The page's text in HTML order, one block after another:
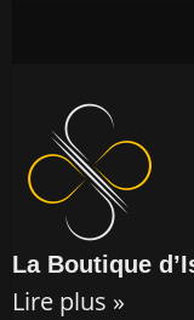
La Boutique
Lire plus »